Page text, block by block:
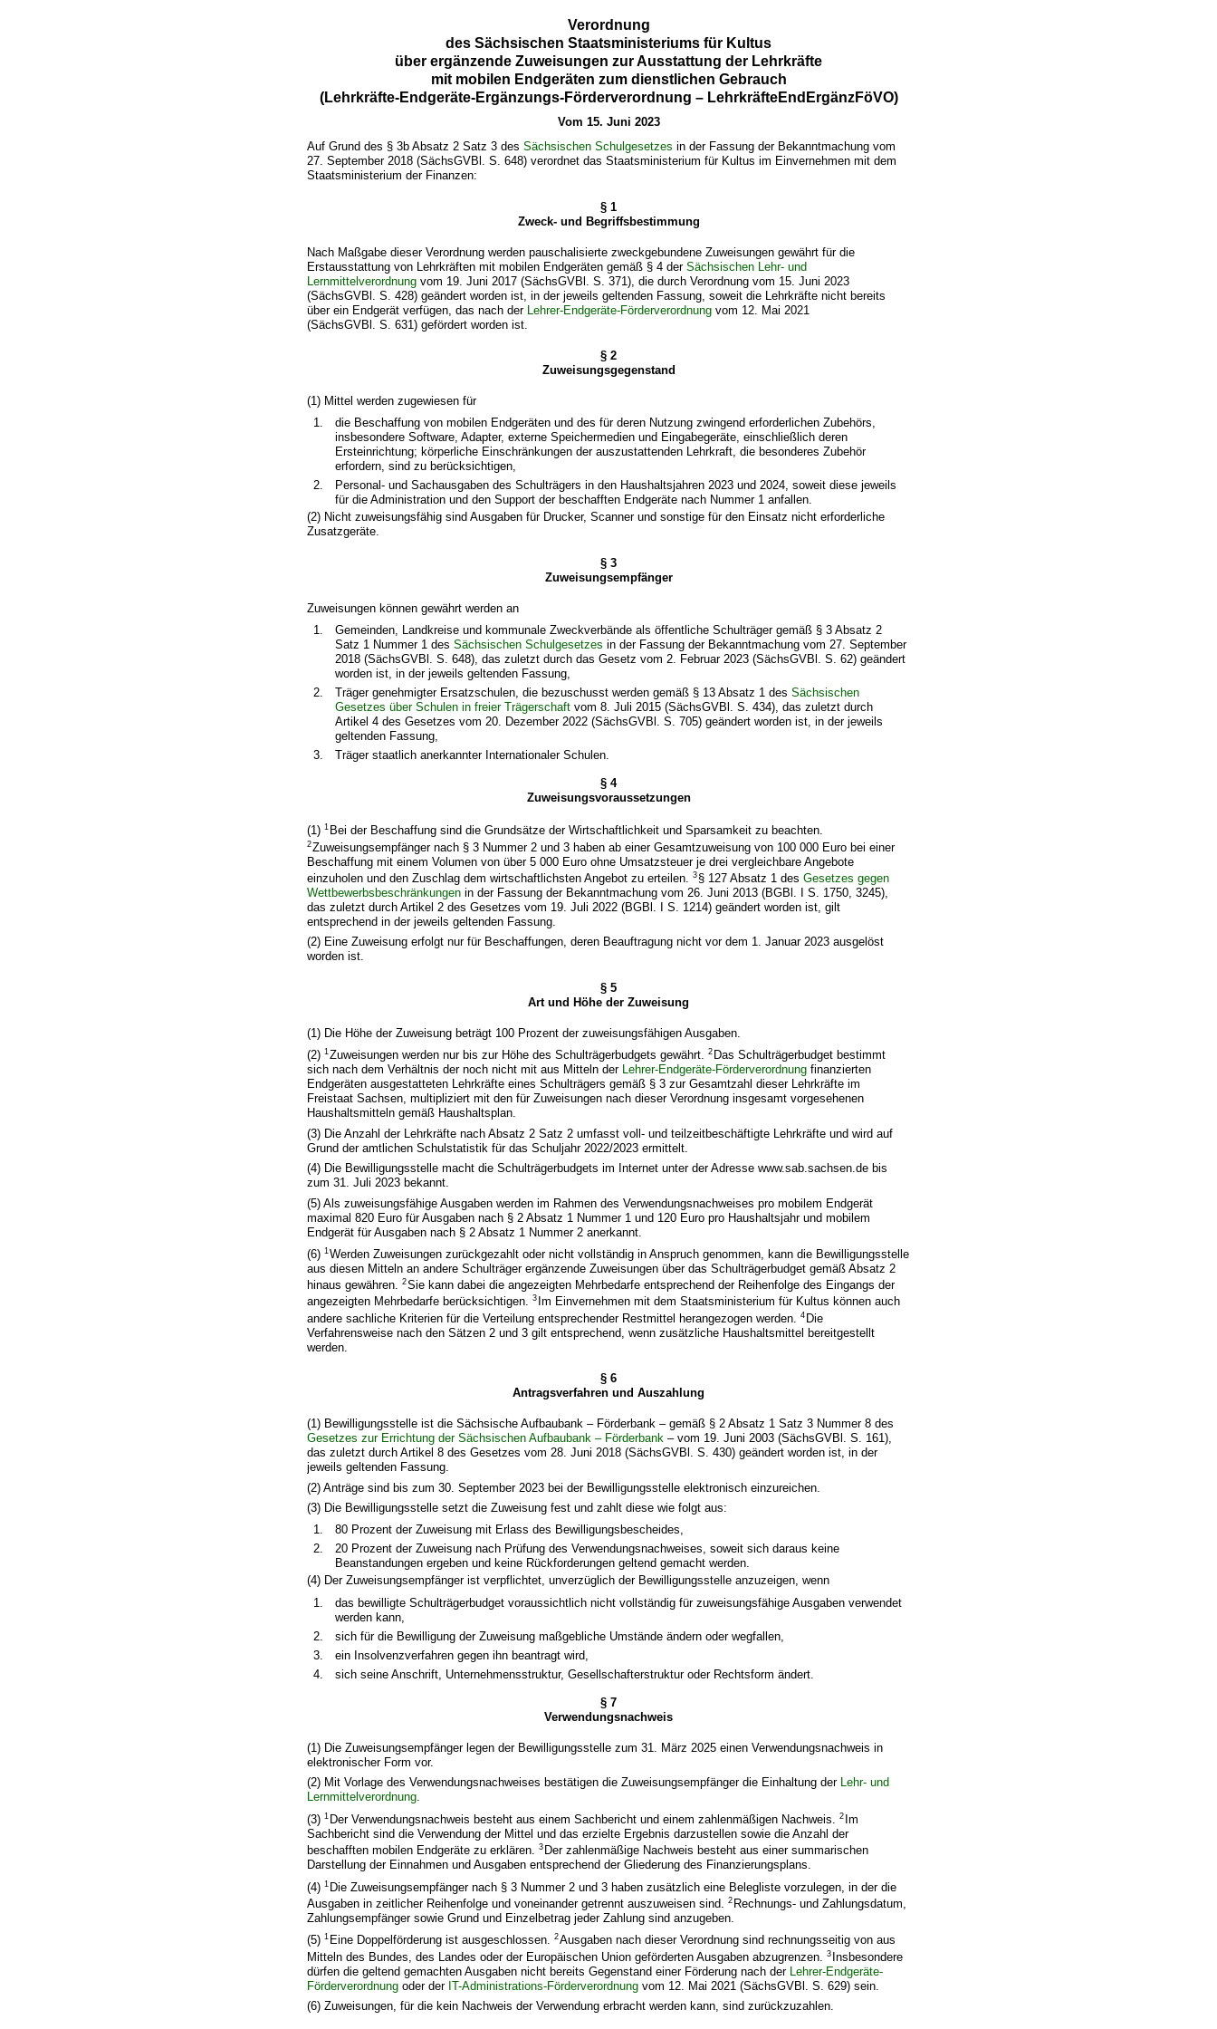
Verordnung
des Sächsischen Staatsministeriums für Kultus
über ergänzende Zuweisungen zur Ausstattung der Lehrkräfte
mit mobilen Endgeräten zum dienstlichen Gebrauch
(Lehrkräfte-Endgeräte-Ergänzungs-Förderverordnung – LehrkräfteEndErgänzFöVO)
Vom 15. Juni 2023
Auf Grund des § 3b Absatz 2 Satz 3 desSächsischen Schulgesetzes in der Fassung der Bekanntmachung vom
27. September 2018 (SächsGVBl. S. 648) verordnet das Staatsministerium für Kultus im Einvernehmen mit dem
Staatsministerium der Finanzen:
§ 1
Zweck- und Begriffsbestimmung
Nach Maßgabe dieser Verordnung werden pauschalisierte zweckgebundene Zuweisungen gewährt für die
Erstausstattung von Lehrkräften mit mobilen Endgeräten gemäß § 4 derSächsischen Lehr- und
Lernmittelverordnung vom 19. Juni 2017 (SächsGVBl. S. 371), die durch Verordnung vom 15. Juni 2023
(SächsGVBl. S. 428) geändert worden ist, in der jeweils geltenden Fassung, soweit die Lehrkräfte nicht bereits
über ein Endgerät verfügen, das nach der Lehrer-Endgeräte-Förderverordnung vom 12. Mai 2021
(SächsGVBl. S. 631) gefördert worden ist.
§ 2
Zuweisungsgegenstand
(1) Mittel werden zugewiesen für
1.
die Beschaffung von mobilen Endgeräten und des für deren Nutzung zwingend erforderlichen Zubehörs,
insbesondere Software, Adapter, externe Speichermedien und Eingabegeräte, einschließlich deren
Ersteinrichtung; körperliche Einschränkungen der auszustattenden Lehrkraft, die besonderes Zubehör
erfordern, sind zu berücksichtigen,
2.
Personal- und Sachausgaben des Schulträgers in den Haushaltsjahren 2023 und 2024, soweit diese jeweils
für die Administration und den Support der beschafften Endgeräte nach Nummer 1 anfallen.
(2) Nicht zuweisungsfähig sind Ausgaben für Drucker, Scanner und sonstige für den Einsatz nicht erforderliche
Zusatzgeräte.
§ 3
Zuweisungsempfänger
Zuweisungen können gewährt werden an
1.
Gemeinden, Landkreise und kommunale Zweckverbände als öffentliche Schulträger gemäß § 3 Absatz 2
Satz 1 Nummer 1 des Sächsischen Schulgesetzes in der Fassung der Bekanntmachung vom 27. September
2018 (SächsGVBl. S. 648), das zuletzt durch das Gesetz vom 2. Februar 2023 (SächsGVBl. S. 62) geändert
worden ist, in der jeweils geltenden Fassung,
2.
Träger genehmigter Ersatzschulen, die bezuschusst werden gemäß § 13 Absatz 1 des Sächsischen
Gesetzes über Schulen in freier Trägerschaftvom 8. Juli 2015 (SächsGVBl. S. 434), das zuletzt durch
Artikel 4 des Gesetzes vom 20. Dezember 2022 (SächsGVBl. S. 705) geändert worden ist, in der jeweils
geltenden Fassung,
3.
Träger staatlich anerkannter Internationaler Schulen.
§ 4
Zuweisungsvoraussetzungen
(1)1 Bei der Beschaffung sind die Grundsätze der Wirtschaftlichkeit und Sparsamkeit zu beachten.
2Zuweisungsempfänger nach § 3 Nummer 2 und 3 haben ab einer Gesamtzuweisung von 100 000 Euro bei einer
Beschaffung mit einem Volumen von über 5 000 Euro ohne Umsatzsteuer je drei vergleichbare Angebote
einzuholen und den Zuschlag dem wirtschaftlichsten Angebot zu erteilen.3 § 127 Absatz 1 desGesetzes gegen
Wettbewerbsbeschränkungen in der Fassung der Bekanntmachung vom 26. Juni 2013 (BGBl. I S. 1750, 3245),
das zuletzt durch Artikel 2 des Gesetzes vom 19. Juli 2022 (BGBl. I S. 1214) geändert worden ist, gilt
entsprechend in der jeweils geltenden Fassung.
(2) Eine Zuweisung erfolgt nur für Beschaffungen, deren Beauftragung nicht vor dem 1. Januar 2023 ausgelöst
worden ist.
§ 5
Art und Höhe der Zuweisung
(1) Die Höhe der Zuweisung beträgt 100 Prozent der zuweisungsfähigen Ausgaben.
(2)1Zuweisungen werden nur bis zur Höhe des Schulträgerbudgets gewährt.2 Das Schulträgerbudget bestimmt
sich nach dem Verhältnis der noch nicht mit aus Mitteln der Lehrer-Endgeräte-Förderverordnung finanzierten
Endgeräten ausgestatteten Lehrkräfte eines Schulträgers gemäß § 3 zur Gesamtzahl dieser Lehrkräfte im
Freistaat Sachsen, multipliziert mit den für Zuweisungen nach dieser Verordnung insgesamt vorgesehenen
Haushaltsmitteln gemäß Haushaltsplan.
(3) Die Anzahl der Lehrkräfte nach Absatz 2 Satz 2 umfasst voll- und teilzeitbeschäftigte Lehrkräfte und wird auf
Grund der amtlichen Schulstatistik für das Schuljahr 2022/2023 ermittelt.
(4) Die Bewilligungsstelle macht die Schulträgerbudgets im Internet unter der Adresse www.sab.sachsen.de bis
zum 31. Juli 2023 bekannt.
(5) Als zuweisungsfähige Ausgaben werden im Rahmen des Verwendungsnachweises pro mobilem Endgerät
maximal 820 Euro für Ausgaben nach § 2 Absatz 1 Nummer 1 und 120 Euro pro Haushaltsjahr und mobilem
Endgerät für Ausgaben nach § 2 Absatz 1 Nummer 2 anerkannt.
(6)1 Werden Zuweisungen zurückgezahlt oder nicht vollständig in Anspruch genommen, kann die Bewilligungsstelle
aus diesen Mitteln an andere Schulträger ergänzende Zuweisungen über das Schulträgerbudget gemäß Absatz 2
hinaus gewähren.2Sie kann dabei die angezeigten Mehrbedarfe entsprechend der Reihenfolge des Eingangs der
angezeigten Mehrbedarfe berücksichtigen.3 Im Einvernehmen mit dem Staatsministerium für Kultus können auch
andere sachliche Kriterien für die Verteilung entsprechender Restmittel herangezogen werden.4 Die
Verfahrensweise nach den Sätzen 2 und 3 gilt entsprechend, wenn zusätzliche Haushaltsmittel bereitgestellt
werden.
§ 6
Antragsverfahren und Auszahlung
(1) Bewilligungsstelle ist die Sächsische Aufbaubank – Förderbank – gemäß § 2 Absatz 1 Satz 3 Nummer 8 des
Gesetzes zur Errichtung der Sächsischen Aufbaubank – Förderbank – vom 19. Juni 2003 (SächsGVBl. S. 161),
das zuletzt durch Artikel 8 des Gesetzes vom 28. Juni 2018 (SächsGVBl. S. 430) geändert worden ist, in der
jeweils geltenden Fassung.
(2) Anträge sind bis zum 30. September 2023 bei der Bewilligungsstelle elektronisch einzureichen.
(3) Die Bewilligungsstelle setzt die Zuweisung fest und zahlt diese wie folgt aus:
1.
80 Prozent der Zuweisung mit Erlass des Bewilligungsbescheides,
2.
20 Prozent der Zuweisung nach Prüfung des Verwendungsnachweises, soweit sich daraus keine
Beanstandungen ergeben und keine Rückforderungen geltend gemacht werden.
(4) Der Zuweisungsempfänger ist verpflichtet, unverzüglich der Bewilligungsstelle anzuzeigen, wenn
1.
das bewilligte Schulträgerbudget voraussichtlich nicht vollständig für zuweisungsfähige Ausgaben verwendet
werden kann,
2.
sich für die Bewilligung der Zuweisung maßgebliche Umstände ändern oder wegfallen,
3.
ein Insolvenzverfahren gegen ihn beantragt wird,
4.
sich seine Anschrift, Unternehmensstruktur, Gesellschafterstruktur oder Rechtsform ändert.
§ 7
Verwendungsnachweis
(1) Die Zuweisungsempfänger legen der Bewilligungsstelle zum 31. März 2025 einen Verwendungsnachweis in
elektronischer Form vor.
(2) Mit Vorlage des Verwendungsnachweises bestätigen die Zuweisungsempfänger die Einhaltung der Lehr- und
Lernmittelverordnung.
(3)1 Der Verwendungsnachweis besteht aus einem Sachbericht und einem zahlenmäßigen Nachweis.2 Im
Sachbericht sind die Verwendung der Mittel und das erzielte Ergebnis darzustellen sowie die Anzahl der
beschafften mobilen Endgeräte zu erklären.3 Der zahlenmäßige Nachweis besteht aus einer summarischen
Darstellung der Einnahmen und Ausgaben entsprechend der Gliederung des Finanzierungsplans.
(4)1 Die Zuweisungsempfänger nach § 3 Nummer 2 und 3 haben zusätzlich eine Belegliste vorzulegen, in der die
Ausgaben in zeitlicher Reihenfolge und voneinander getrennt auszuweisen sind.2 Rechnungs- und Zahlungsdatum,
Zahlungsempfänger sowie Grund und Einzelbetrag jeder Zahlung sind anzugeben.
(5)1 Eine Doppelförderung ist ausgeschlossen.2Ausgaben nach dieser Verordnung sind rechnungsseitig von aus
Mitteln des Bundes, des Landes oder der Europäischen Union geförderten Ausgaben abzugrenzen.3 Insbesondere
dürfen die geltend gemachten Ausgaben nicht bereits Gegenstand einer Förderung nach der
Lehrer-Endgeräte-
Förderverordnung oder der IT-Administrations-Förderverordnung vom 12. Mai 2021 (SächsGVBl. S. 629) sein.
(6) Zuweisungen, für die kein Nachweis der Verwendung erbracht werden kann, sind zurückzuzahlen.